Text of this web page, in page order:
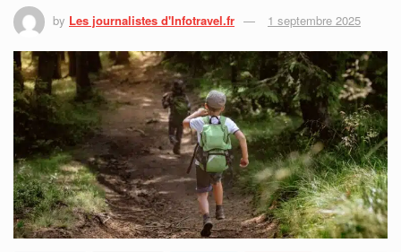
by Les journalistes d'Infotravel.fr 1 septembre 2025